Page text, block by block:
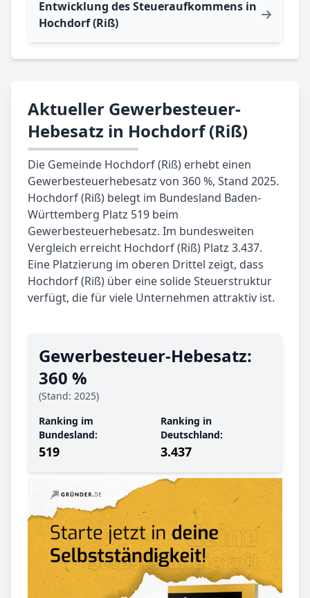
Entwicklung des Steueraufkommens in
Hochdorf (Riß)
Aktueller Gewerbesteuer-
Hebesatz in Hochdorf (Riß)
Die Gemeinde Hochdorf (Riß) erhebt einen
Gewerbesteuerhebesatz von 360 %, Stand 2025.
Hochdorf (Riß) belegt im Bundesland Baden-
Württemberg Platz 519 beim
Gewerbesteuerhebesatz. Im bundesweiten
Vergleich erreicht Hochdorf (Riß) Platz 3.437.
Eine Platzierung im oberen Drittel zeigt, dass
Hochdorf (Riß) über eine solide Steuerstruktur
verfügt, die für viele Unternehmen attraktiv ist.
Gewerbe­steuer-Hebe­satz:
360 %
(Stand: 2025)
Ranking im
Bundesland:
519
Ranking in
Deutschland:
3.437